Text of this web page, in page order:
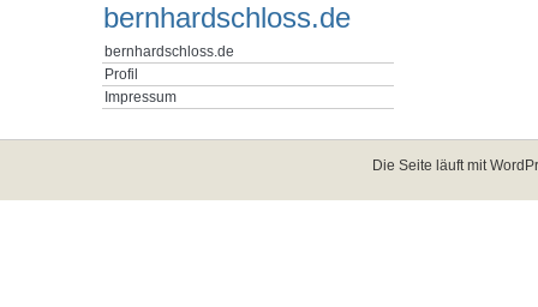
bernhardschloss.de
bernhardschloss.de
Profil
Impressum
Die Seite läuft mit